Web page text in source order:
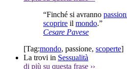
“Finché si avranno
scoprire il mondo.”
Cesare Pavese
[Tag:mondo, passione, scoperte]
La trovi in Sessualità
di più su questa frase ››